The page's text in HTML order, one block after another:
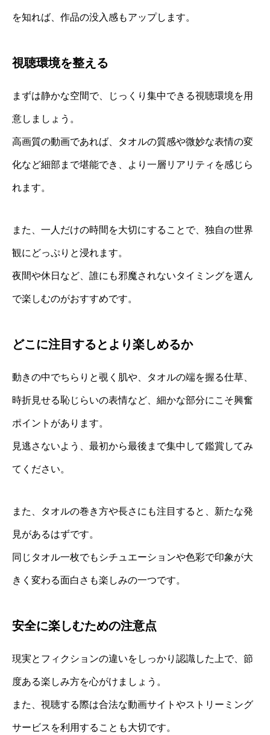
を知れば、作品の没入感もアップします。
視聴環境を整える
まずは静かな空間で、じっくり集中できる視聴環境を用
意しましょう。
高画質の動画であれば、タオルの質感や微妙な表情の変
化など細部まで堪能でき、より一層リアリティを感じら
れます。
また、一人だけの時間を大切にすることで、独自の世界
観にどっぷりと浸れます。
夜間や休日など、誰にも邪魔されないタイミングを選ん
で楽しむのがおすすめです。
どこに注目するとより楽しめるか
動きの中でちらりと覗く肌や、タオルの端を握る仕草、
時折見せる恥じらいの表情など、細かな部分にこそ興奮
ポイントがあります。
見逃さないよう、最初から最後まで集中して鑑賞してみ
てください。
また、タオルの巻き方や長さにも注目すると、新たな発
見があるはずです。
同じタオル一枚でもシチュエーションや色彩で印象が大
きく変わる面白さも楽しみの一つです。
安全に楽しむための注意点
現実とフィクションの違いをしっかり認識した上で、節
度ある楽しみ方を心がけましょう。
また、視聴する際は合法な動画サイトやストリーミング
サービスを利用することも大切です。